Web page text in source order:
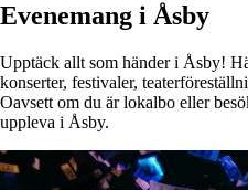
Evenemang i Åsby
Upptäck allt som händer i Åsby!
konserter, festivaler,
Oavsett om du är lokalbo eller
uppleva i Åsby.